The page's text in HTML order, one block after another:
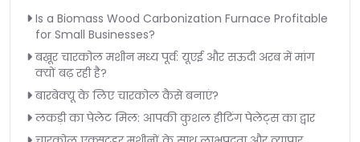
Is a Biomass Wood Carbonization Furnace Profitable
for Small Businesses?
बख़ूर चारकोल मशीन मध्य पूर्व: यूएई और सऊदी अरब में मांग
क्यों बढ़ रही है?
बारबेक्यू के लिए चारकोल कैसे बनाएं?
लकड़ी का पेलेट मिल: आपकी कुशल हीटिंग पेलेट्स का द्वार